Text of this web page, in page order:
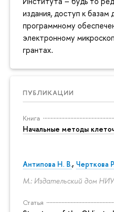
издания, доступ к базам
программному
электронному
грантах.
ПУБЛИКАЦИИ
Книга
Начальные методы
Антипова Н. В., Черткова
М.: Издательский дом
Статья